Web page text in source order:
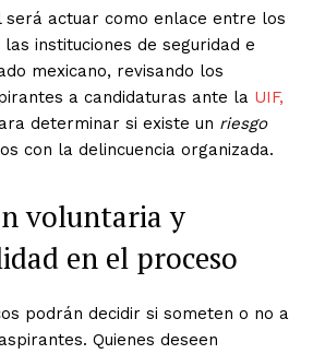
será actuar como enlace entre los
instituciones de seguridad e
mexicano, revisando los
a candidaturas ante la UIF,
determinar si existe un riesgo
con la delincuencia organizada.
voluntaria y
en el proceso
podrán decidir si someten o no a
Quienes deseen